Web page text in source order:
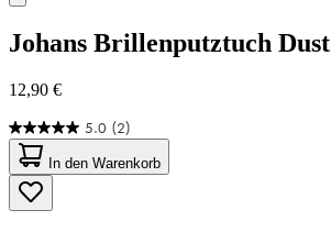
Johans Brillenputztuch Dust
12,90 €
5.0 (2)
5.0
von
5
Sternen.
2
In den Warenkorb